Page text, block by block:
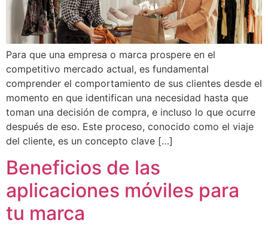
Para que una empresa o marca prospere en el
competitivo mercado actual, es fundamental
comprender el comportamiento de sus clientes desde el
momento en que identifican una necesidad hasta que
toman una decisión de compra, e incluso lo que ocurre
después de eso. Este proceso, conocido como el viaje
del cliente, es un concepto clave […]
Beneficios de las
aplicaciones móviles para
tu marca